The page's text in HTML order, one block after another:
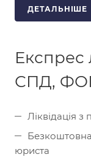
ДЕТАЛЬНІШЕ
Експрес
СПД,
Ліквідація
Безкоштовна
юриста